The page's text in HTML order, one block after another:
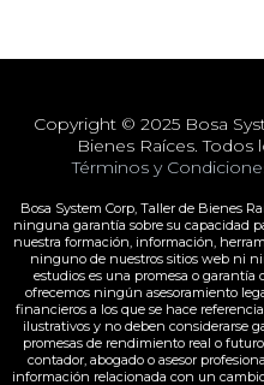
Copyright © 2025 Bosa
Bienes Raíces.
Términos y
Bosa System Corp, Taller de Bienes
ninguna garantía sobre su capacidad
nuestra formación, información,
ninguno de nuestros sitios web ni
estudios es una promesa o garantía
ofrecemos ningún asesoramiento
financieros a los que se hace
ilustrativos y no deben considerarse
promesas de rendimiento real o
contador, abogado o asesor
información relacionada con un